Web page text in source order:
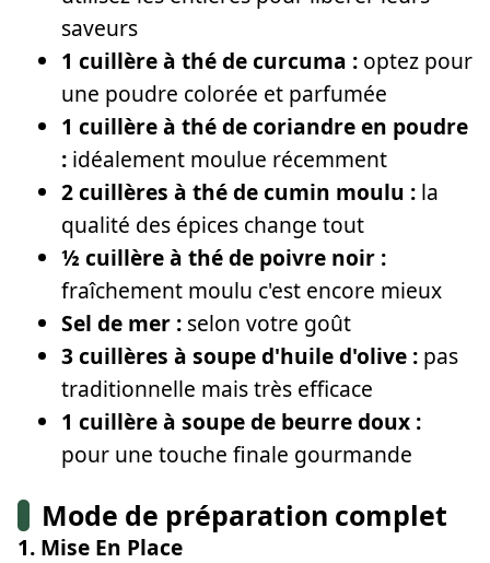
saveurs
1 cuillère à thé de curcuma : optez pour
une poudre colorée et parfumée
1 cuillère à thé de coriandre en poudre
: idéalement moulue récemment
2 cuillères à thé de cumin moulu : la
qualité des épices change tout
½ cuillère à thé de poivre noir :
fraîchement moulu c'est encore mieux
Sel de mer : selon votre goût
3 cuillères à soupe d'huile d'olive : pas
traditionnelle mais très efficace
1 cuillère à soupe de beurre doux :
pour une touche finale gourmande
Mode de préparation complet
1. Mise En Place